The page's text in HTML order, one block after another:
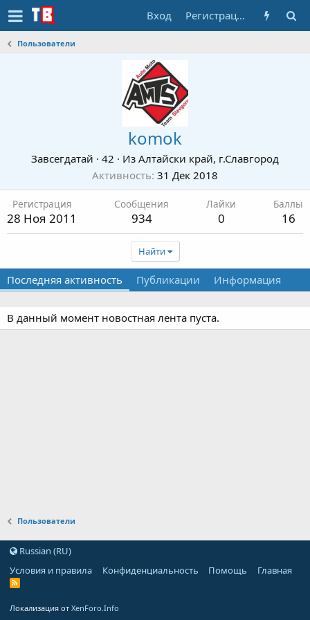
Вход Регистрация
Пользователи
komok
Завсегдатай · 42 · Из Алтайски край, г.Славгород
Активность 31 Дек 2018
Регистрация
28 Ноя 2011
Сообщения
934
Лайки
0
Баллы
16
Найти
Последняя активность Публикации Информация
В данный момент новостная лента пуста.
Пользователи
Russian (RU)
Условия и правила
Конфиденциальность Помощь Главная
Локализация от XenForo.Info